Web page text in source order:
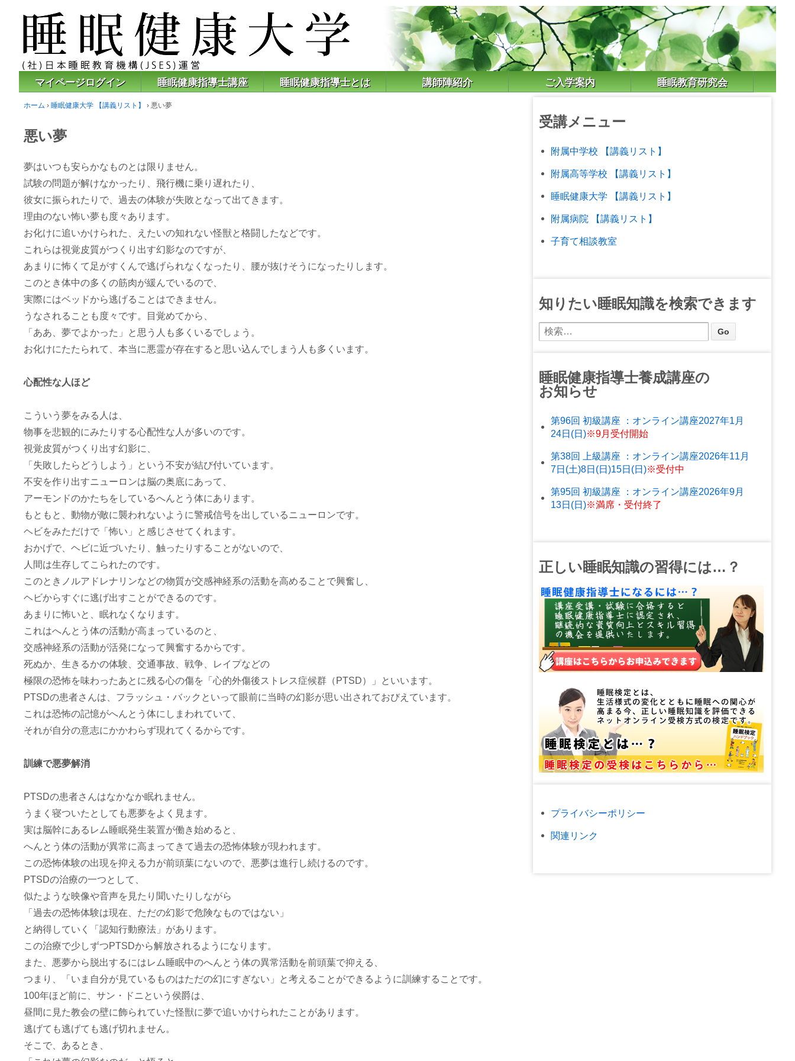
マイページログイン 睡眠健康指導士講座 睡眠健康指導士とは 講師陣紹介 ご入学案内 睡眠教育研究会
ホーム › 睡眠健康大学 【講義リスト】 › 悪い夢
悪い夢
夢はいつも安らかなものとは限りません。
試験の問題が解けなかったり、飛行機に乗り遅れたり、
彼女に振られたりで、過去の体験が失敗となって出てきます。
理由のない怖い夢も度々あります。
お化けに追いかけられた、えたいの知れない怪獣と格闘したなどです。
これらは視覚皮質がつくり出す幻影なのですが、
あまりに怖くて足がすくんで逃げられなくなったり、腰が抜けそうになったりします。
このとき体中の多くの筋肉が緩んでいるので、
実際にはベッドから逃げることはできません。
うなされることも度々です。目覚めてから、
「ああ、夢でよかった」と思う人も多くいるでしょう。
お化けにたたられて、本当に悪霊が存在すると思い込んでしまう人も多くいます。
心配性な人ほど
こういう夢をみる人は、
物事を悲観的にみたりする心配性な人が多いのです。
視覚皮質がつくり出す幻影に、
「失敗したらどうしよう」という不安が結び付いています。
不安を作り出すニューロンは脳の奥底にあって、
アーモンドのかたちをしているへんとう体にあります。
もともと、動物が敵に襲われないように警戒信号を出しているニューロンです。
ヘビをみただけで「怖い」と感じさせてくれます。
おかげで、ヘビに近づいたり、触ったりすることがないので、
人間は生存してこられたのです。
このときノルアドレナリンなどの物質が交感神経系の活動を高めることで興奮し、
ヘビからすぐに逃げ出すことができるのです。
あまりに怖いと、眠れなくなります。
これはへんとう体の活動が高まっているのと、
交感神経系の活動が活発になって興奮するからです。
死ぬか、生きるかの体験、交通事故、戦争、レイプなどの
極限の恐怖を味わったあとに残る心の傷を「心的外傷後ストレス症候群（PTSD）」といいます。
PTSDの患者さんは、フラッシュ・バックといって眼前に当時の幻影が思い出されておびえています。
これは恐怖の記憶がへんとう体にしまわれていて、
それが自分の意志にかかわらず現れてくるからです。
訓練で悪夢解消
PTSDの患者さんはなかなか眠れません。
うまく寝ついたとしても悪夢をよく見ます。
実は脳幹にあるレム睡眠発生装置が働き始めると、
へんとう体の活動が異常に高まってきて過去の恐怖体験が現われます。
この恐怖体験の出現を抑える力が前頭葉にないので、悪夢は進行し続けるのです。
PTSDの治療の一つとして、
似たような映像や音声を見たり聞いたりしながら
「過去の恐怖体験は現在、ただの幻影で危険なものではない」
と納得していく「認知行動療法」があります。
この治療で少しずつPTSDから解放されるようになります。
また、悪夢から脱出するにはレム睡眠中のへんとう体の異常活動を前頭葉で抑える、
つまり、「いま自分が見ているものはただの幻にすぎない」と考えることができるように訓練することです。
100年ほど前に、サン・ドニという侯爵は、
昼間に見た教会の壁に飾られていた怪獣に夢で追いかけられたことがあります。
逃げても逃げても逃げ切れません。
そこで、あるとき、
受講メニュー
附属中学校 【講義リスト】
附属高等学校 【講義リスト】
睡眠健康大学 【講義リスト】
附属病院 【講義リスト】
子育て相談教室
知りたい睡眠知識を検索できます
睡眠健康指導士養成講座の
お知らせ
第96回 初級講座 ：オンライン講座2027年1月
24日(日)※9月受付開始
第38回 上級講座 ：オンライン講座2026年11月
7日(土)8日(日)15日(日)※受付中
第95回 初級講座 ：オンライン講座2026年9月
13日(日)※満席・受付終了
正しい睡眠知識の習得には…？
プライバシーポリシー
関連リンク